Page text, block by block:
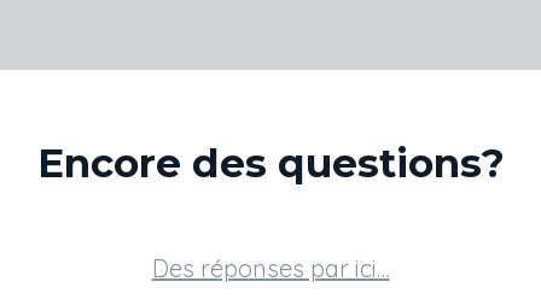
Encore des questions?
Des réponses par ici…